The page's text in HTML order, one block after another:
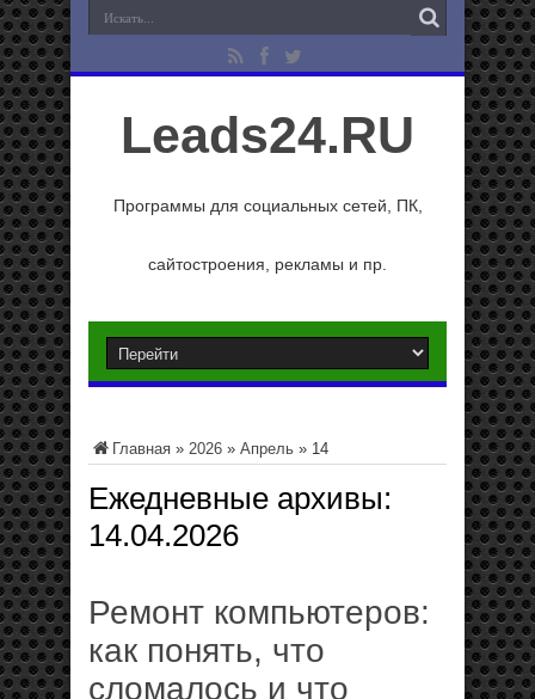
Leads24.RU
Программы для социальных сетей, ПК,
сайтостроения, рекламы и пр.
Главная » 2026 » Апрель » 14
Ежедневные архивы:
14.04.2026
Ремонт компьютеров:
как понять, что
сломалось и что